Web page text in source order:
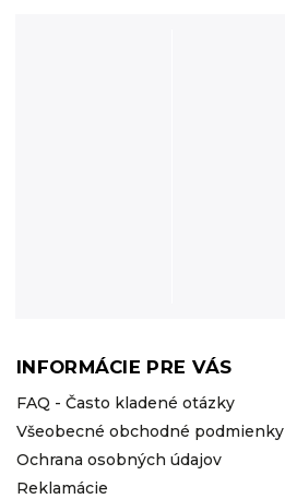
INFORMÁCIE PRE VÁS
FAQ - Často kladené otázky
Všeobecné obchodné podmienky
Ochrana osobných údajov
Reklamácie